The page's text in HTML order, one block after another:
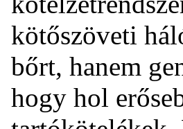
kötőszöveti
bőrt, hanem
hogy hol